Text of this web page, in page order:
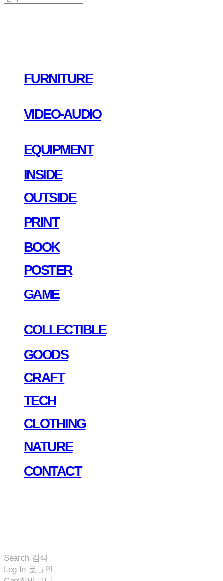
FURNITURE
VIDEO-AUDIO
EQUIPMENT
INSIDE
OUTSIDE
PRINT
BOOK
POSTER
GAME
COLLECTIBLE
GOODS
CRAFT
TECH
CLOTHING
NATURE
CONTACT
Search 검색
Log In 로그인